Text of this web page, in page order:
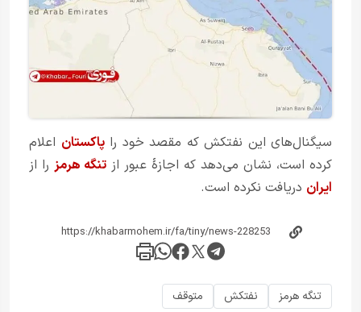
سیگنال‌های این نفتکش که مقصد خود راپاکستان اعلام
کرده است، نشان می‌دهد که اجازهٔ عبور از تنگه هرمز را از
ایران دریافت نکرده است.
تنگه هرمز نفتکش متوقف